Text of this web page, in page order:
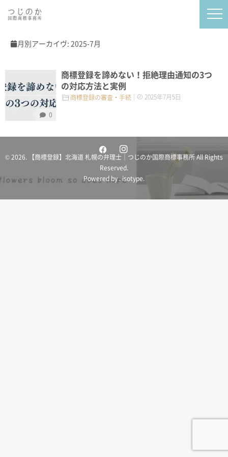
月別アーカイヴ: 2025-7月
0
商標登録を諦めない！拒絶理由通知の3つ
の対応方法と実例
商標登録の審査・手続 2025年7月5日
© 2026. 【商標登録】北海道 札幌の弁理士｜つじのか国際商標事務所 All Rights
Reserved.
Powered by . isotype